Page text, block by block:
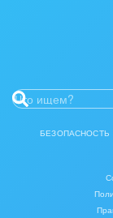
БЕЗОПАСНОСТЬ